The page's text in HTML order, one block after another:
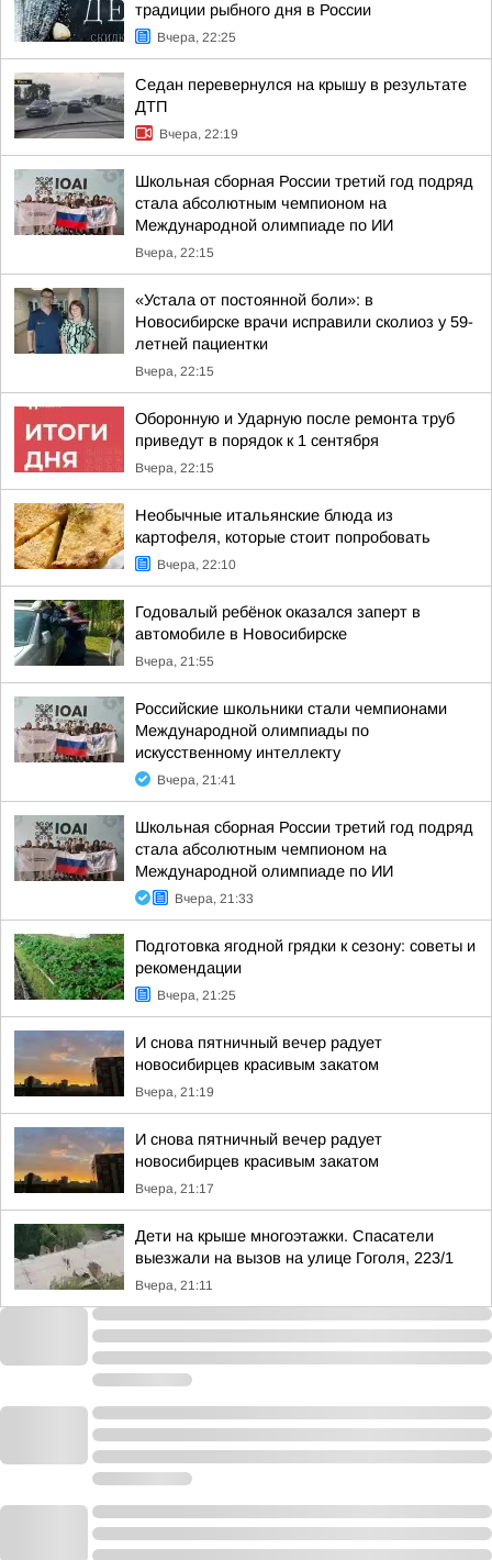
традиции рыбного дня в России
Вчера, 22:25
Седан перевернулся на крышу в результате
ДТП
Вчера, 22:19
Школьная сборная России третий год подряд
стала абсолютным чемпионом на
Международной олимпиаде по ИИ
Вчера, 22:15
«Устала от постоянной боли»: в
Новосибирске врачи исправили сколиоз у 59-
летней пациентки
Вчера, 22:15
Оборонную и Ударную после ремонта труб
приведут в порядок к 1 сентября
Вчера, 22:15
Необычные итальянские блюда из
картофеля, которые стоит попробовать
Вчера, 22:10
Годовалый ребёнок оказался заперт в
автомобиле в Новосибирске
Вчера, 21:55
Российские школьники стали чемпионами
Международной олимпиады по
искусственному интеллекту
Вчера, 21:41
Школьная сборная России третий год подряд
стала абсолютным чемпионом на
Международной олимпиаде по ИИ
Вчера, 21:33
Подготовка ягодной грядки к сезону: советы и
рекомендации
Вчера, 21:25
И снова пятничный вечер радует
новосибирцев красивым закатом
Вчера, 21:19
И снова пятничный вечер радует
новосибирцев красивым закатом
Вчера, 21:17
Дети на крыше многоэтажки. Спасатели
выезжали на вызов на улице Гоголя, 223/1
Вчера, 21:11